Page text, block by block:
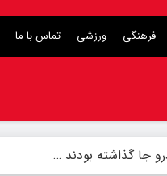
فرهنگی ورزشی تماس با ما